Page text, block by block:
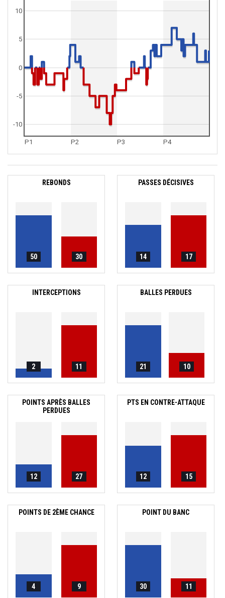
P1 P2 P3 P4
0
5
10
-10
-5
REBONDS
50 30
PASSES DÉCISIVES
14 17
INTERCEPTIONS
2 11
BALLES PERDUES
21 10
POINTS APRÈS BALLES
PERDUES
12 27
PTS EN CONTRE-ATTAQUE
12 15
POINTS DE 2ÈME CHANCE
4 9
POINT DU BANC
30 11